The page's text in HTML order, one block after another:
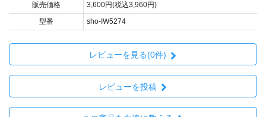
販売価格
3,600円(税込3,960円)
型番
sho-IW5274
レビューを見る(0件)
レビューを投稿